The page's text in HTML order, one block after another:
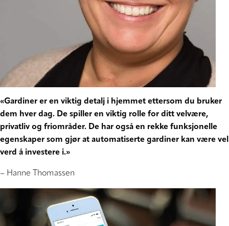
«Gardiner er en viktig detalj i hjemmet ettersom du bruker
dem hver dag. De spiller en viktig rolle for ditt velvære,
privatliv og friområder. De har også en rekke funksjonelle
egenskaper som gjør at automatiserte gardiner kan være vel
verd å investere i.»
– Hanne Thomassen